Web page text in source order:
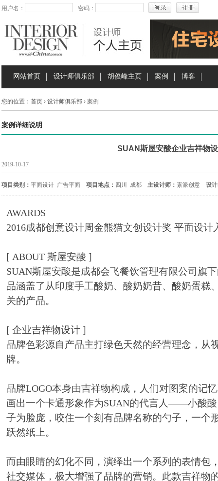
用户名： 密码：
网站首页 设计师俱乐部 胡俊峰主页 案例 博客
您的位置： 首页› 设计师俱乐部› 案例
案例详细说明
SUAN斯屋安酸企业吉祥物
2019-10-17
项目类别： 平面设计 广告平面 项目地点： 四川 成都 主设计师： 素派创意 设
AWARDS
2016成都创意设计周金熊猫文创设计奖 平面设计
[ ABOUT 斯屋安酸 ]
SUAN斯屋安酸是成都会飞餐饮管理有限公司旗
品涵盖了从印度手工酸奶、酸奶奶昔、酸奶蛋糕
关的产品。
[ 企业吉祥物设计 ]
品牌色彩源自产品主打绿色天然的经营理念，从
牌。
品牌LOGO本身由吉祥物构成，人们对图案的记
画出一个卡通形象作为SUAN的代言人——小酸
子为脸庞，咬住一个刻有品牌名称的勺子，一个
跃然纸上。
而由眼睛的幻化不同，演绎出一个系列的表情包
社交媒体，极大增强了品牌的营销。此款吉祥物